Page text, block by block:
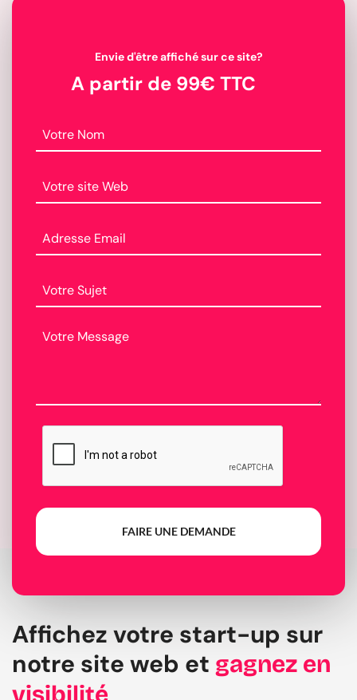
Envie d'être affiché sur ce site?
A partir de 99€ TTC
FAIRE UNE DEMANDE
Affichez votre start-up sur
notre site web et gagnez en